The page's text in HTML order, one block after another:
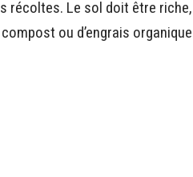
récoltes. Le sol doit être riche,
ou d’engrais organique